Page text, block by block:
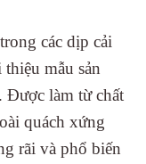
các dịp cải
mẫu sản
Được làm từ chất
quách xứng
rãi và phổ biến